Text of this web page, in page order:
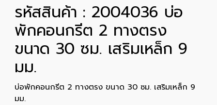
รหัสสินค้า : 2004036 บ่อ
พักคอนกรีต 2 ทางตรง
ขนาด 30 ซม. เสริมเหล็ก 9
มม.
บ่อพักคอนกรีต 2 ทางตรง ขนาด 30 ซม. เสริมเหล็ก 9
มม.